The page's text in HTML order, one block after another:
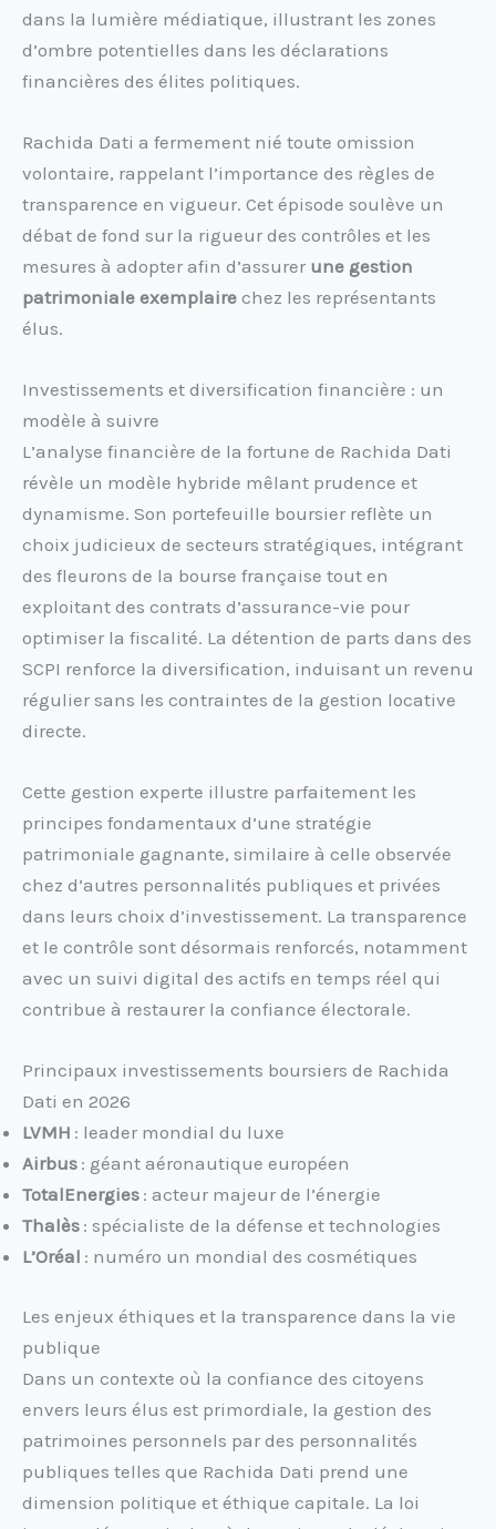
dans la lumière médiatique, illustrant les zones
d’ombre potentielles dans les déclarations
financières des élites politiques.
Rachida Dati a fermement nié toute omission
volontaire, rappelant l’importance des règles de
transparence en vigueur. Cet épisode soulève un
débat de fond sur la rigueur des contrôles et les
mesures à adopter afin d’assurer une gestion
patrimoniale exemplaire chez les représentants
élus.
Investissements et diversification financière : un
modèle à suivre
L’analyse financière de la fortune de Rachida Dati
révèle un modèle hybride mêlant prudence et
dynamisme. Son portefeuille boursier reflète un
choix judicieux de secteurs stratégiques, intégrant
des fleurons de la bourse française tout en
exploitant des contrats d’assurance-vie pour
optimiser la fiscalité. La détention de parts dans des
SCPI renforce la diversification, induisant un revenu
régulier sans les contraintes de la gestion locative
directe.
Cette gestion experte illustre parfaitement les
principes fondamentaux d’une stratégie
patrimoniale gagnante, similaire à celle observée
chez d’autres personnalités publiques et privées
dans leurs choix d’investissement. La transparence
et le contrôle sont désormais renforcés, notamment
avec un suivi digital des actifs en temps réel qui
contribue à restaurer la confiance électorale.
Principaux investissements boursiers de Rachida
Dati en 2026
LVMH : leader mondial du luxe
Airbus : géant aéronautique européen
TotalEnergies : acteur majeur de l’énergie
Thalès : spécialiste de la défense et technologies
L’Oréal : numéro un mondial des cosmétiques
Les enjeux éthiques et la transparence dans la vie
publique
Dans un contexte où la confiance des citoyens
envers leurs élus est primordiale, la gestion des
patrimoines personnels par des personnalités
publiques telles que Rachida Dati prend une
dimension politique et éthique capitale. La loi